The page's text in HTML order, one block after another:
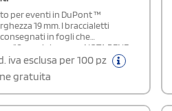
per eventi in DuPont ™
19 mm. I braccialetti
in fogli che
10 pezzi ciascuno. NOTA BENE:
indicare il numero di fogli e
di braccialetti che occorrono.
braccialetti indicare di fianco al
il numero 100)
iva esclusa per 100 pz
gratuita